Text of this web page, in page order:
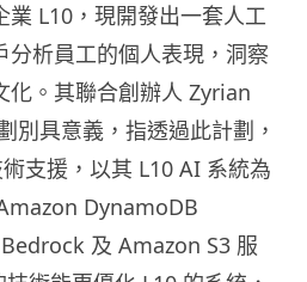
業 L10，現開發出一套人工
分析員工的個人表現，洞察
化。其聯合創辦人 Zyrian
別具意義，指透過此計劃，
支援，以其 L10 AI 系統為
DynamoDB
及 Amazon S3 服